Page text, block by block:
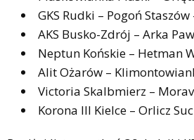
GKS Rudki – Pogoń Staszów
AKS Busko-Zdrój – Arka
Neptun Końskie – Hetman
Alit Ożarów –
Victoria Skalbmierz –
Korona III Kielce – Orlicz